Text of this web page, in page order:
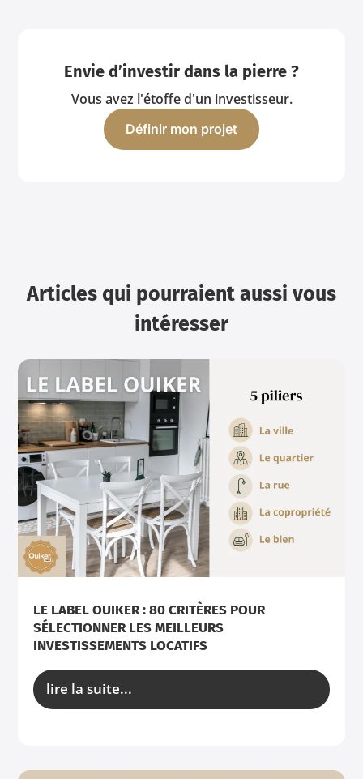
Envie d’investir dans la pierre ?
Vous avez l'étoffe d'un investisseur.
Définir mon projet
Articles qui pourraient aussi vous
intéresser
LE LABEL OUIKER : 80 CRITÈRES POUR
SÉLECTIONNER LES MEILLEURS
INVESTISSEMENTS LOCATIFS
lire la suite...